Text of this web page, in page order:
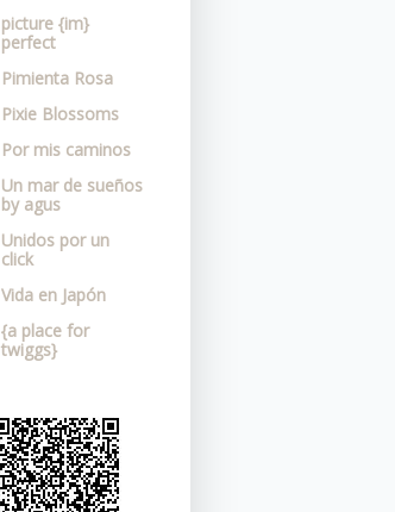
picture {im}
perfect
Pimienta Rosa
Pixie Blossoms
Por mis caminos
Un mar de sueños
by agus
Unidos por un
click
Vida en Japón
{a place for
twiggs}